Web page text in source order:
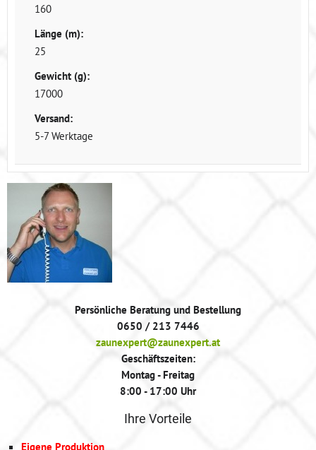
160
Länge (m):
25
Gewicht (g):
17000
Versand:
5-7 Werktage
Persönliche Beratung und Bestellung
0650 / 213 7446
zaunexpert@zaunexpert.at
Geschäftszeiten:
Montag - Freitag
8:00 - 17:00 Uhr
Ihre Vorteile
Eigene Produktion